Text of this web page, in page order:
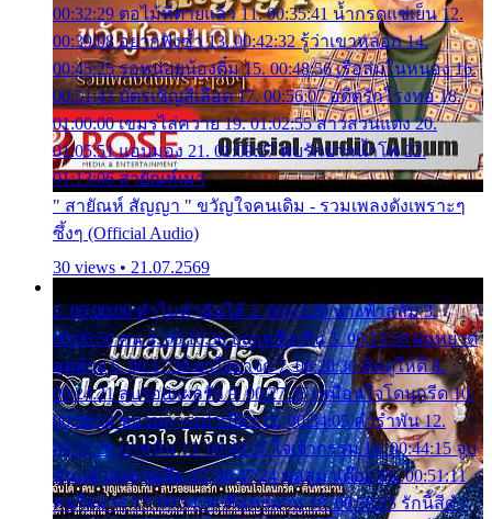
00:32:29 ตอไม้ที่ตายแล้ว 11. 00:35:41 น้ำกรดแช่เย็น 12.
00:39:08 อยากฟังซ้ำ 13. 00:42:32 รู้ว่าเขาหลอก 14.
00:45:25 รอหน่อยน้องติ๋ม 15. 00:48:56 เรือล่มในหนอง 16.
00:51:43 บัตรเชิญสีเลือด 17. 00:56:07 อดีตรักโรงทอ 18.
01:00:00 เขมรไล่ควาย 19. 01:02:55 สาวสวนแตง 20.
01:05:51 แอบมอง 21. 01:09:27 พบรักปากน้ำโพ 22.
01:13:06 สายัณห์เมา
" สายัณห์ สัญญา " ขวัญใจคนเดิม - รวมเพลงดังเพราะๆ
ซึ้งๆ (Official Audio)
30 views • 21.07.2569
1. 00:00:00 ทำไมทำฉันได้ 2. 00:03:20 นางฟ้าสลัม 3.
00:06:50 คน 4. 00:10:36 บุญเหลือเกิน 5. 00:13:58 ฝนหยาด
สุดท้าย 6. 00:17:30 ยาใจยาจก 7. 00:20:30 คิดดูให้ดี 8.
00:24:21 ลบรอยแผลรัก 9. 00:27:35 เหมือนใจโดนกรีด 10.
00:30:54 ขบวนการเปาเปียว 11. 00:34:05 คำรำพัน 12.
00:37:20 ปาหนัน 13. 00:40:37 ใจเจ้ากรรม 14. 00:44:15 จูบ
ฉันแล้วจงตายเสีย 15. 00:47:24 ขอสูมาเต๊อะ 16. 00:51:11
คนใจมาร 17. 00:54:50 คืนทรมาน 18. 00:58:25 รักนี้สีดำ